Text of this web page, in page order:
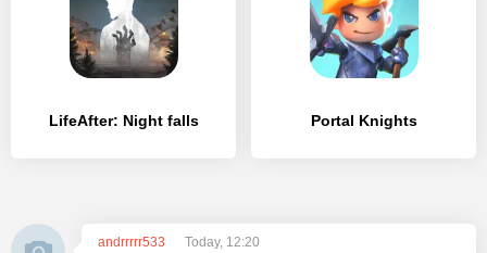
LifeAfter: Night falls Portal Knights
andrrrrr533
Today, 12:20